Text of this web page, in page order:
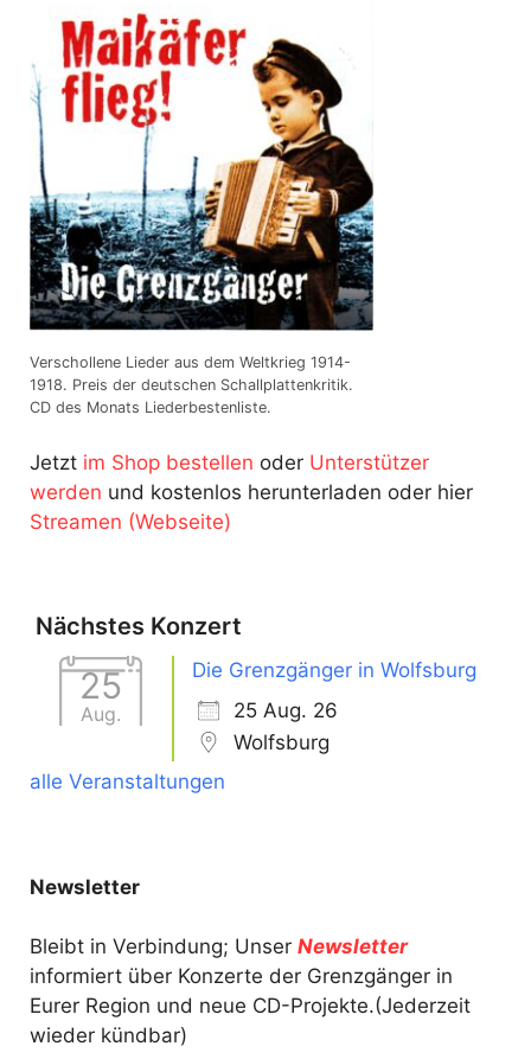
Verschollene Lieder aus dem Weltkrieg 1914-
1918. Preis der deutschen Schallplattenkritik.
CD des Monats Liederbestenliste.
Jetzt im Shop bestellen oder Unterstützer
werden und kostenlos herunterladen oder hier
Streamen (Webseite)
Nächstes Konzert
25
Aug.
Die Grenzgänger in Wolfsburg
25 Aug. 26
Wolfsburg
alle Veranstaltungen
Newsletter
Bleibt in Verbindung; Unser Newsletter
informiert über Konzerte der Grenzgänger in
Eurer Region und neue CD-Projekte.(Jederzeit
wieder kündbar)